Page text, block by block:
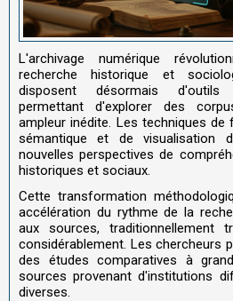
L'archivage numérique
recherche historique et
disposent désormais d'outils
permettant d'explorer des
ampleur inédite. Les techniques de
sémantique et de visualisation
nouvelles perspectives de
historiques et sociaux.
Cette transformation
accélération du rythme de la
aux sources, traditionnellement
considérablement. Les chercheurs
des études comparatives à
sources provenant d'institutions
diverses.